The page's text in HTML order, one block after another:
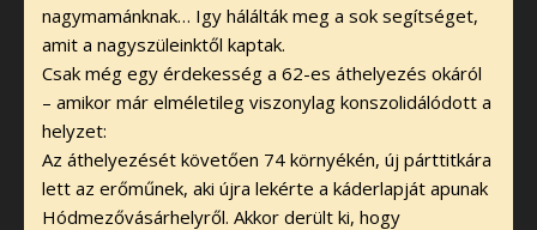
nagymamánknak… Igy hálálták meg a sok segítséget,
amit a nagyszüleinktől kaptak.
Csak még egy érdekesség a 62-es áthelyezés okáról
– amikor már elméletileg viszonylag konszolidálódott a
helyzet:
Az áthelyezését követően 74 környékén, új párttitkára
lett az erőműnek, aki újra lekérte a káderlapját apunak
Hódmezővásárhelyről. Akkor derült ki, hogy